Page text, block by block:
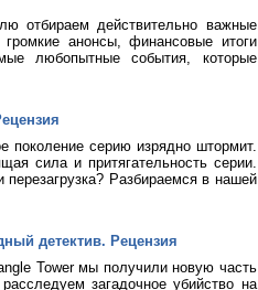
отбираем действительно важные
анонсы, финансовые итоги
любопытные события, которые
поколение серию изрядно штормит.
сила и притягательность серии.
Разбираемся в нашей
детектив. Рецензия
Tower мы получили новую часть
загадочное убийство на